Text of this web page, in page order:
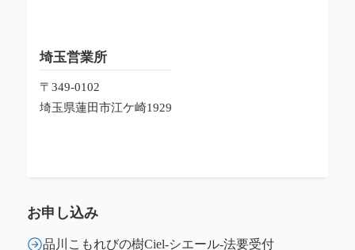
埼玉営業所
〒349-0102
埼玉県蓮田市江ケ崎1929
お申し込み
品川こもれびの樹Ciel-シエール-法要受付